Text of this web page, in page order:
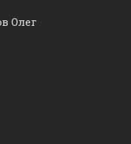
Олег